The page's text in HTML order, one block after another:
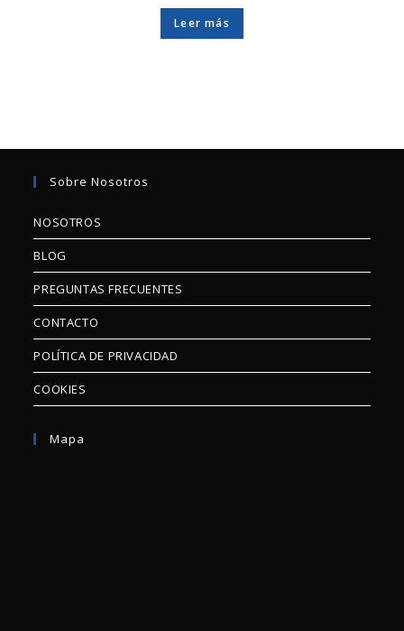
Leer más
Sobre Nosotros
NOSOTROS
BLOG
PREGUNTAS FRECUENTES
CONTACTO
POLÍTICA DE PRIVACIDAD
COOKIES
Mapa